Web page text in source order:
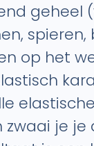
geheel
spieren,
op het
zwaai je